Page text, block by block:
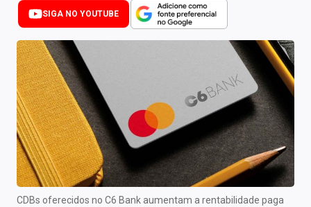
Newsletters
Cotações
Comprar ou vender?
Carteiras Recomendadas
Central de Dividendos
Central de Fundos Imobiliários
Central dos IPOs
SIGA NO YOUTUBE
CDBs oferecidos no C6 Bank aumentam a rentabilidade paga